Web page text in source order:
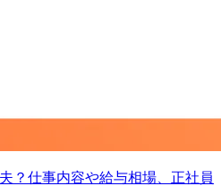
？仕事内容や給与相場、正社員